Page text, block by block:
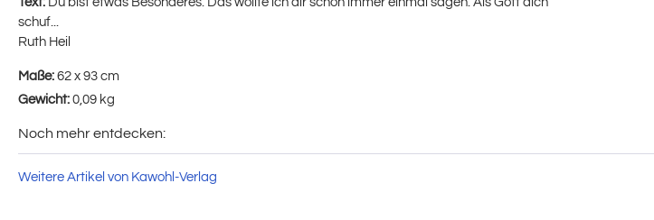
schuf...
Ruth Heil
Maße: 62 x 93 cm
Gewicht: 0,09 kg
Noch mehr entdecken:
Weitere Artikel von Kawohl-Verlag